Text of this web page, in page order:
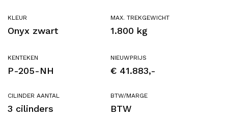
KLEUR
Onyx zwart
KENTEKEN
P-205-NH
CILINDER AANTAL
3 cilinders
MAX. TREKGEWICHT
1.800 kg
NIEUWPRIJS
€ 41.883,-
BTW/MARGE
BTW